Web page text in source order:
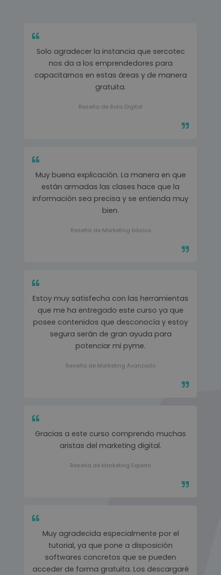
Solo agradecer la instancia que sercotec
nos da a los emprendedores para
capacitarnos en estas áreas y de manera
gratuita.
Reseña de Ruta Digital
Muy buena explicación. La manera en que
están armadas las clases hace que la
información sea precisa y se entienda muy
bien.
Reseña de Marketing básico
Estoy muy satisfecha con las herramientas
que me ha entregado este curso ya que
posee contenidos que desconocía y estoy
segura serán de gran ayuda para
potenciar mi pyme.
Reseña de Marketing Avanzado
Gracias a este curso comprendo muchas
aristas del marketing digital.
Reseña de Marketing Experto
Muy agradecida especialmente por el
tutorial, ya que pone a disposición
softwares concretos que se pueden
acceder de forma gratuita. Los descargaré